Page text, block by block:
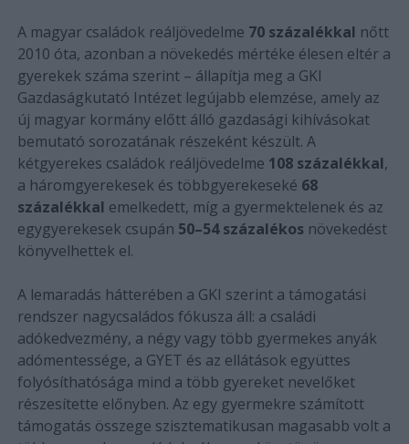
A magyar családok reáljövedelme 70 százalékkal nőtt
2010 óta, azonban a növekedés mértéke élesen eltér a
gyerekek száma szerint – állapítja meg a GKI
Gazdaságkutató Intézet legújabb elemzése, amely az
új magyar kormány előtt álló gazdasági kihívásokat
bemutató sorozatának részeként készült. A
kétgyerekes családok reáljövedelme 108 százalékkal,
a háromgyerekesek és többgyerekeseké 68
százalékkal emelkedett, míg a gyermektelenek és az
egygyerekesek csupán 50–54 százalékosnövekedést
könyvelhettek el.
A lemaradás hátterében a GKI szerint a támogatási
rendszer nagycsaládos fókusza áll: a családi
adókedvezmény, a négy vagy több gyermekes anyák
adómentessége, a GYET és az ellátások együttes
folyósíthatósága mind a több gyereket nevelőket
részesítette előnyben. Az egy gyermekre számított
támogatás összege szisztematikusan magasabb volt a